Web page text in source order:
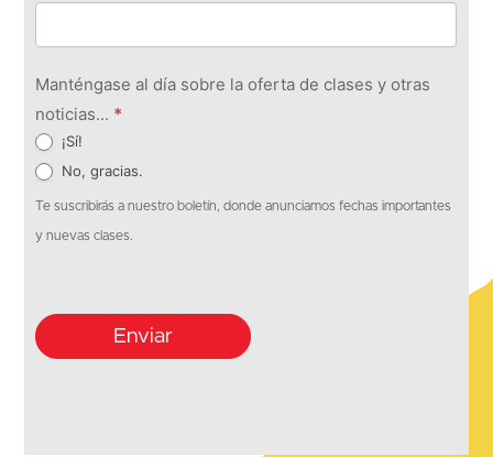
Manténgase al día sobre la oferta de clases y otras
noticias... *
¡Sí!
No, gracias.
Te suscribirás a nuestro boletín, donde anunciamos fechas importantes
y nuevas clases.
Enviar